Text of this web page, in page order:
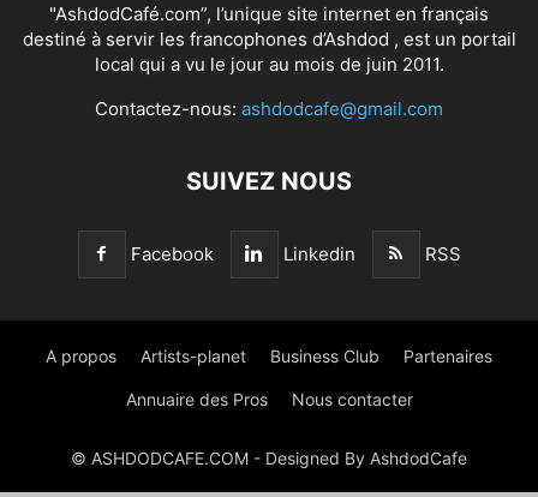
"AshdodCafé.com”, l’unique site internet en français
destiné à servir les francophones d’Ashdod , est un portail
local qui a vu le jour au mois de juin 2011.
Contactez-nous: ashdodcafe@gmail.com
SUIVEZ NOUS
Facebook Linkedin RSS
A propos Artists-planet Business Club Partenaires
Annuaire des Pros Nous contacter
© ASHDODCAFE.COM - Designed By AshdodCafe